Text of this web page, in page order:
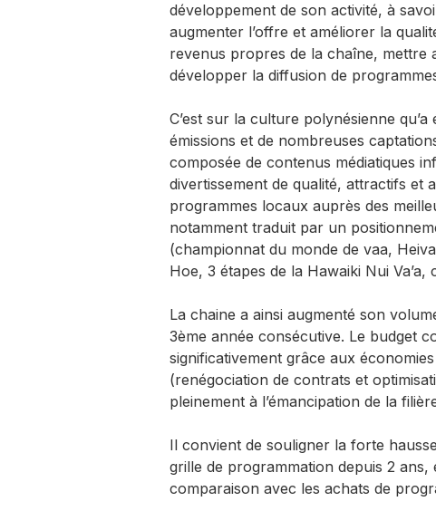
développement de son activité, à
augmenter l’offre et améliorer la
revenus propres de la chaîne, mettre
développer la diffusion de
C’est sur la culture polynésienne
émissions et de nombreuses
composée de contenus médiatiques
divertissement de qualité, attractifs et
programmes locaux auprès des
notamment traduit par un
(championnat du monde de vaa,
Hoe, 3 étapes de la Hawaiki Nui Va’a,
La chaine a ainsi augmenté son
3ème année consécutive. Le budget
significativement grâce aux
(renégociation de contrats et
pleinement à l’émancipation de la
Il convient de souligner la forte
grille de programmation depuis 2 ans,
comparaison avec les achats de